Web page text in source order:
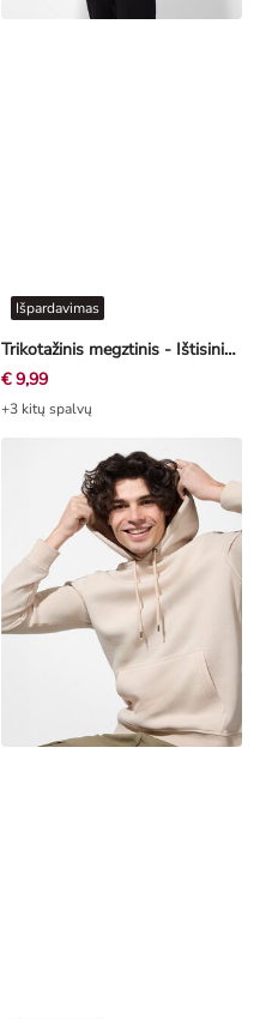
Trikotažinis megztinis - Ištisinis raštas - šviesiai mėlyna
Išpardavimas
€ 9,99
+3 kitų spalvų